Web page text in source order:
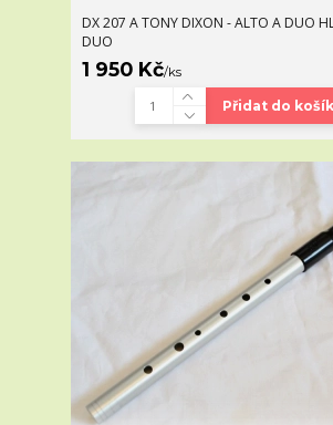
DX 207 A TONY DIXON - ALTO A DUO
DUO
1 950 Kč/ks
Přidat do